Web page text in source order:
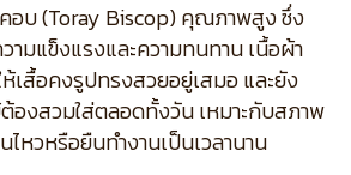
อบ (Toray Biscop) คุณภาพสูง ซึ่ง
ามแข็งแรงและความทนทาน เนื้อผ้า
ห้เสื้อคงรูปทรงสวยอยู่เสมอ และยัง
องสวมใส่ตลอดทั้งวัน เหมาะกับสภาพ
หวหรือยืนทำงานเป็นเวลานาน